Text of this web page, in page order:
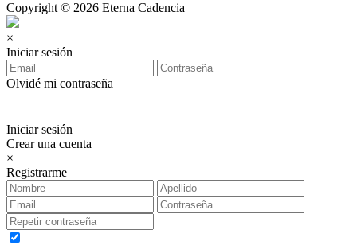
Copyright © 2026 Eterna Cadencia
×
Iniciar sesión
Olvidé mi contraseña
Iniciar sesión
Crear una cuenta
×
Registrarme